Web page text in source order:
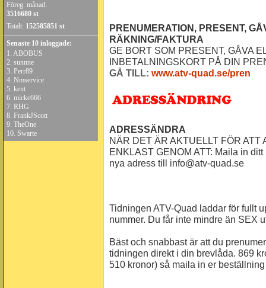
Föreg. månad:
3516680 st
Totalt: 152585851 st
Senaste 10 inloggade:
1. ABOBUS
2. sunnne
3. Perr89
4. Nmservice
5. kent
6. micke666
7. RHG
8. FrankJScott
9. TheOne
10. Swarte
PRENUMERATION, PRESENT,
RÄKNING/FAKTURA
GE BORT SOM PRESENT, GÅVA
INBETALNINGSKORT PÅ DIN
GÅ TILL: www.atv-quad.se/pren
ADRESSÄNDRA
NÄR DET ÄR AKTUELLT FÖR
ENKLAST GENOM ATT: Maila in
nya adress till info@atv-quad.se
Tidningen ATV-Quad laddar för fullt
nummer. Du får inte mindre än SEX
Bäst och snabbast är att du
tidningen direkt i din brevlåda. 869
510 kronor) så maila in er beställning